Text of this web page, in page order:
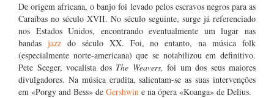
De origem africana, o banjo foi levado pelos escravos negros para as
Caraíbas no século XVII. No século seguinte, surge já referenciado
nos Estados Unidos, encontrando eventualmente um lugar nas
bandas jazzdo século XX. Foi, no entanto, na música folk
(especialmente norte-americana) que se notabilizou em definitivo.
Pete Seeger, vocalista dos The Weavers, foi um dos seus maiores
divulgadores. Na música erudita, salientam-se as suas intervenções
em «Porgy and Bess» de Gershwin e na ópera «Koanga» de Delius.